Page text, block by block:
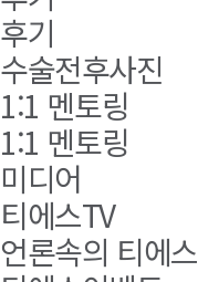
후기
수술전후사진
1:1 멘토링
1:1 멘토링
미디어
티에스TV
언론속의 티에스